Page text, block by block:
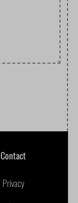
Contact
Privacy